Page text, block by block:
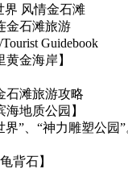
界 风情金石滩
Guidebook
黄金海岸】
海地质公园】
、“神力雕塑公
龟背石】